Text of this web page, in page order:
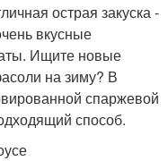
острая закуска -
вкусные
Ищите новые
на зиму? В
спаржевой
способ.